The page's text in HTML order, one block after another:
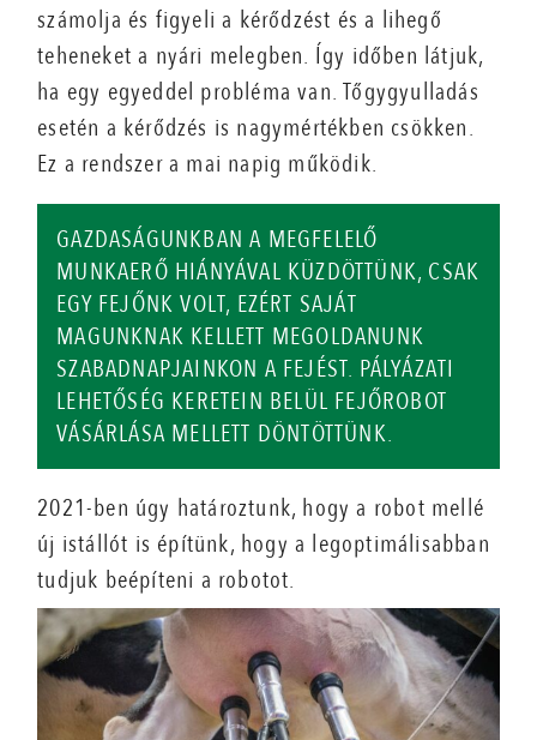
számolja és figyeli a kérődzést és a lihegő
teheneket a nyári melegben. Így időben látjuk,
ha egy egyeddel probléma van. Tőgygyulladás
esetén a kérődzés is nagymértékben csökken.
Ez a rendszer a mai napig működik.
GAZDASÁGUNKBAN A MEGFELELŐ
MUNKAERŐ HIÁNYÁVAL KÜZDÖTTÜNK, CSAK
EGY FEJŐNK VOLT, EZÉRT SAJÁT
MAGUNKNAK KELLETT MEGOLDANUNK
SZABADNAPJAINKON A FEJÉST. PÁLYÁZATI
LEHETŐSÉG KERETEIN BELÜL FEJŐROBOT
VÁSÁRLÁSA MELLETT DÖNTÖTTÜNK.
2021-ben úgy határoztunk, hogy a robot mellé
új istállót is építünk, hogy a legoptimálisabban
tudjuk beépíteni a robotot.